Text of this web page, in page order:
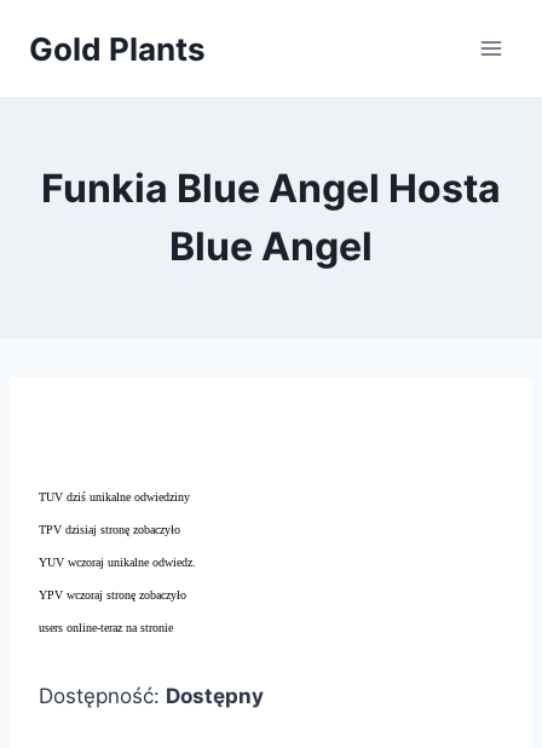
Gold Plants
Funkia Blue Angel Hosta
Blue Angel
TUV dziś unikalne odwiedziny
TPV dzisiaj stronę zobaczyło
YUV wczoraj unikalne odwiedz.
YPV wczoraj stronę zobaczyło
users online-teraz na stronie
Dostępność: Dostępny